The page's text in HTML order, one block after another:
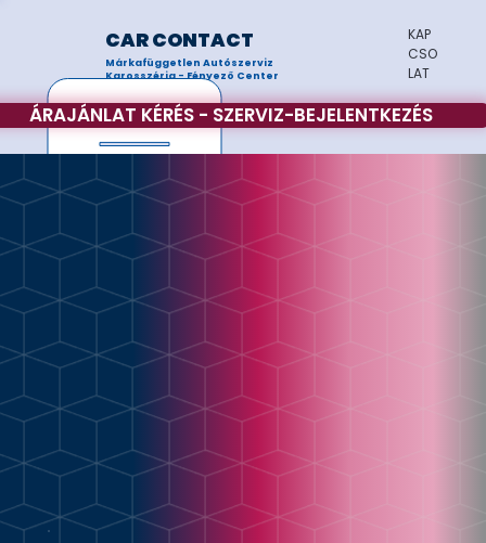
Márkafüggetlen Autószerviz
Karosszéria - Fényező Center
CAR CONTACT
KAP
CSO
LAT
ÁRAJÁNLAT KÉRÉS - SZERVIZ-BEJELENTKEZÉS